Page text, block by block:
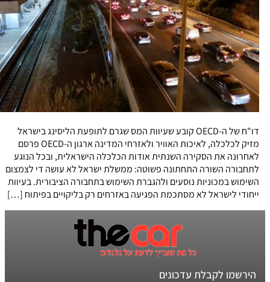
דו"ח של ה-OECD קובע שעיוות המס שגרם לתופעת הליסינג בישראל
מזיק לכלכלה, לאיכות האוויר ולאזרחי המדינה ארגון ה-OECD פרסם
לאחרונה את הסקירה השנתית אודות הכלכלה הישראלית, ובכל הנוגע
לתחבורה השורה התחתונה פשוטה: ממשלת ישראל לא עושה די לצמצום
השימוש במכוניות נוסעים ולהגברת השימוש בתחבורה הציבורית. בעיוות
ייחודי לישראל לא מסתכמת הפגיעה באזרחים רק בליקויים בפיתוח […]
הירשמו לקבלת עדכונים